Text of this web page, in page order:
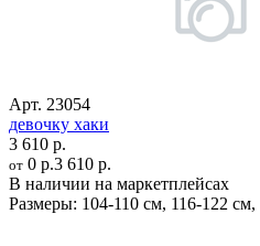
Арт. 23054
девочку хаки
3 610 р.
от 0 р.3 610 р.
В наличии на маркетплейсах
Размеры: 104-110 см, 116-122 см,